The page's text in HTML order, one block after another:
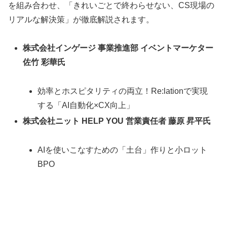
を組み合わせ、「きれいごとで終わらせない、CS現場の
リアルな解決策」が徹底解説されます。
株式会社インゲージ 事業推進部 イベントマーケター
佐竹 彩華氏
効率とホスピタリティの両立！Re:lationで実現
する「AI自動化×CX向上」
株式会社ニット HELP YOU 営業責任者 藤原 昇平氏
AIを使いこなすための「土台」作りと小ロット
BPO